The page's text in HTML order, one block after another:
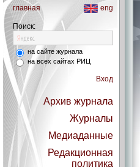
главная eng
Поиск:
на сайте журнала
на всех сайтах РИЦ
Вход
Архив журнала
Журналы
Медиаданные
Редакционная
политика